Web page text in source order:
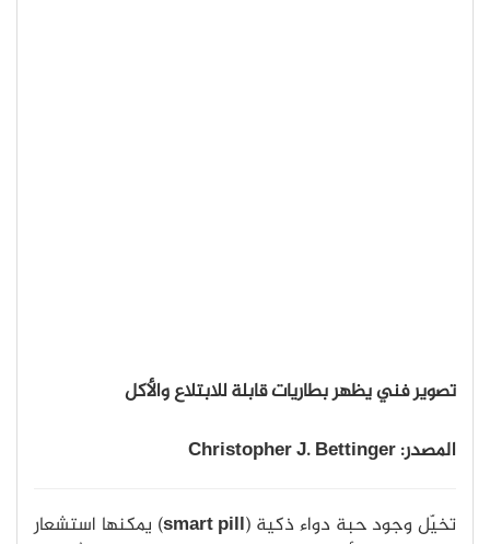
تصوير فني يظهر بطاريات قابلة للابتلاع والأكل
المصدر: Christopher J. Bettinger
تخيّل وجود حبة دواء ذكية (smart pill) يمكنها استشعار